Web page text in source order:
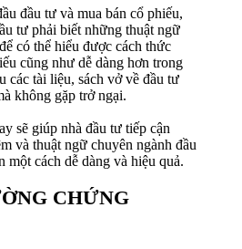
đầu tư và mua bán cổ phiếu,
tư phải biết những thuật ngữ
có thể hiểu được cách thức
cũng như dễ dàng hơn trong
các tài liệu, sách vở về đầu tư
không gặp trở ngại.
sẽ giúp nhà đầu tư tiếp cận
và thuật ngữ chuyên ngành đầu
một cách dễ dàng và hiệu quả.
CHỨNG